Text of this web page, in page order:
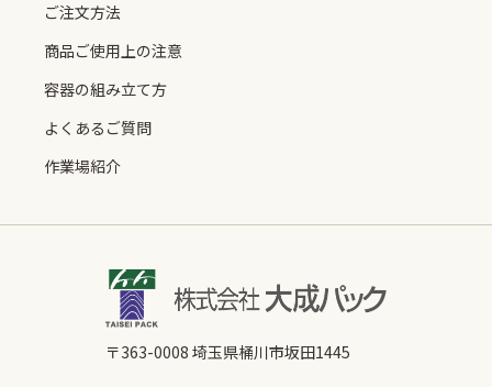
ご注文方法
商品ご使用上の注意
容器の組み立て方
よくあるご質問
作業場紹介
〒363-0008 埼玉県桶川市坂田1445